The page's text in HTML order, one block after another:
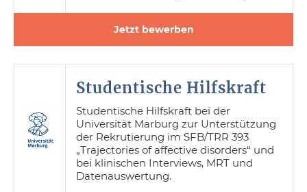
Jetzt bewerben
Studentische Hilfskraft
Studentische Hilfskraft bei der
Universität Marburg zur Unterstützung
der Rekrutierung im SFB/TRR 393
„Trajectories of affective disorders“ und
bei klinischen Interviews, MRT und
Datenauswertung.